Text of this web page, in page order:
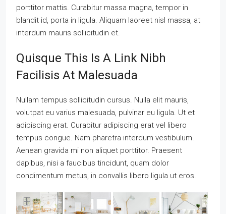
porttitor mattis. Curabitur massa magna, tempor in
blandit id, porta in ligula. Aliquam laoreet nisl massa, at
interdum mauris sollicitudin et.
Quisque This Is A Link Nibh
Facilisis At Malesuada
Nullam tempus sollicitudin cursus. Nulla elit mauris,
volutpat eu varius malesuada, pulvinar eu ligula. Ut et
adipiscing erat. Curabitur adipiscing erat vel libero
tempus congue. Nam pharetra interdum vestibulum.
Aenean gravida mi non aliquet porttitor. Praesent
dapibus, nisi a faucibus tincidunt, quam dolor
condimentum metus, in convallis libero ligula ut eros.